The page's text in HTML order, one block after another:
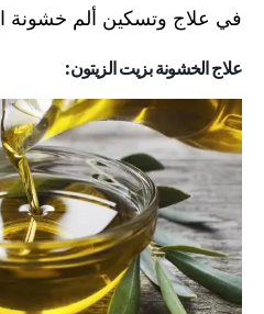
في علاج وتسكين ألم خشونة
علاج الخشونة بزيت الزيتون: